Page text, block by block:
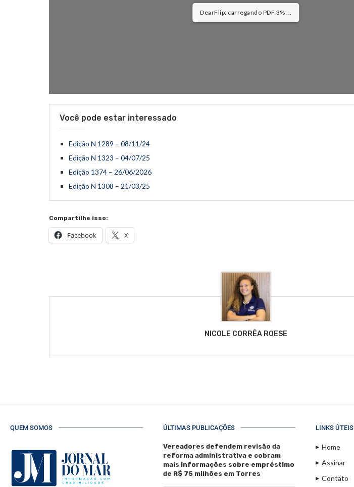
DearFlip: carregando PDF 3% ...
Você pode estar interessado
Edição N 1289 – 08/11/24
Edição N 1323 – 04/07/25
Edição 1374 – 26/06/2026
Edição N 1308 – 21/03/25
Compartilhe isso:
Facebook X
NICOLE CORRÊA ROESE
QUEM SOMOS ÚLTIMAS PUBLICAÇÕES
Vereadores defendem revisão da
reforma administrativa e cobram
mais informações sobre empréstimo
de R$ 75 milhões em Torres
LINKS ÚTEIS
Home
Assinar
Contato